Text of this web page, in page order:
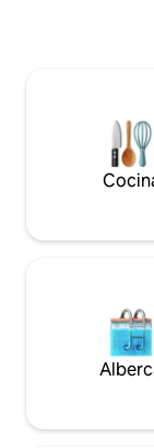
metal, garaje
paz y la
refugio de